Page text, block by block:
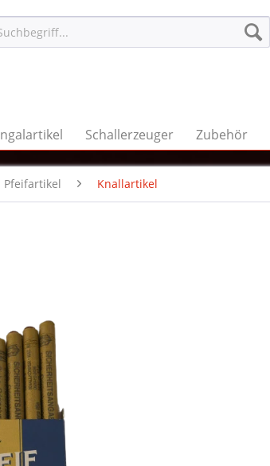
Schallerzeuger Zubehör
Pfeifartikel Knallartikel